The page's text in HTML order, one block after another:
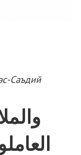
Саъдий